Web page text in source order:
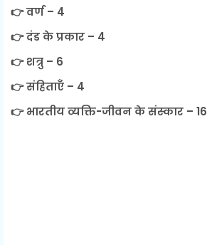
👉 वर्ण – 4
👉 दंड के प्रकार – 4
👉 शत्रु – 6
👉 संहिताएँ – 4
👉 भारतीय व्यक्ति-जीवन के संस्कार – 16